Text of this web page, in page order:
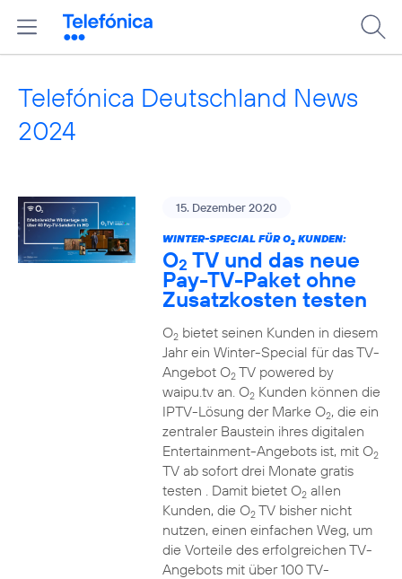
Telefónica Deutschland News
2024
15. Dezember 2020
WINTER-SPECIAL FÜR O2KUNDEN:
O2 TV und das neue
Pay-TV-Paket ohne
Zusatzkosten testen
O2bietet seinen Kunden in diesem
Jahr ein Winter-Special für das TV-
Angebot O2TV powered by
waipu.tv an. O2Kunden können die
IPTV-Lösung der Marke O2, die ein
zentraler Baustein ihres digitalen
Entertainment-Angebots ist, mit O2
TV ab sofort drei Monate gratis
testen . Damit bietet O2allen
Kunden, die O2TV bisher nicht
nutzen, einen einfachen Weg, um
die Vorteile des erfolgreichen TV-
Angebots mit über 100 TV-